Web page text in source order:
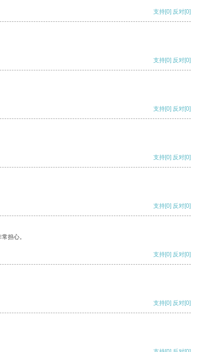
支持[0] 反对[0]
支持[0] 反对[0]
支持[0] 反对[0]
支持[0] 反对[0]
支持[0] 反对[0]
担心。
支持[0] 反对[0]
支持[0] 反对[0]